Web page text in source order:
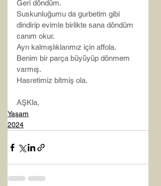
Geri döndüm.
Suskunluğumu da gurbetim gibi
dindirip evimle birlikte sana döndüm
canım okur.
Ayrı kalmışlıklarımız için affola.
Benim bir parça büyüyüp dönmem
varmış.
Hasretimiz bitmiş ola.
AŞKla,
Yaşam
2024